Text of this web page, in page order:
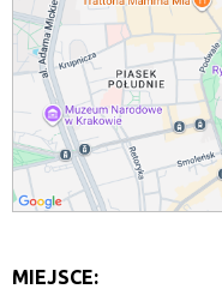
MIEJSCE: